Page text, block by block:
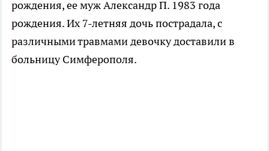
рождения, ее муж Александр П. 1983 года
рождения. Их 7-летняя дочь пострадала, с
различными травмами девочку доставили в
больницу Симферополя.